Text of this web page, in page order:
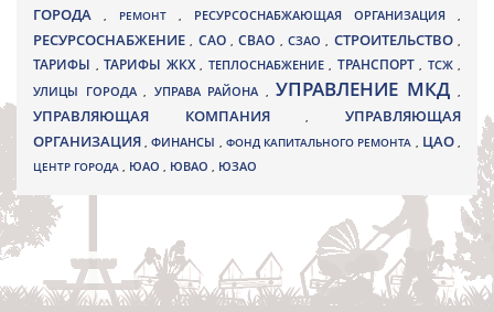
ГОРОДА
, РЕМОНТ , РЕСУРСОСНАБЖАЮЩАЯ ОРГАНИЗАЦИЯ ,
РЕСУРСОСНАБЖЕНИЕ, САО,СВАО ,СЗАО, СТРОИТЕЛЬСТВО,
ТАРИФЫ , ТАРИФЫ ЖКХ , ТЕПЛОСНАБЖЕНИЕ , ТРАНСПОРТ , ТСЖ ,
УЛИЦЫ ГОРОДА , УПРАВА РАЙОНА , УПРАВЛЕНИЕ МКД ,
УПРАВЛЯЮЩАЯ КОМПАНИЯ,УПРАВЛЯЮЩАЯ
ОРГАНИЗАЦИЯ,ФИНАНСЫ , ФОНД КАПИТАЛЬНОГО РЕМОНТА , ЦАО,
ЦЕНТР ГОРОДА , ЮАО , ЮВАО , ЮЗАО